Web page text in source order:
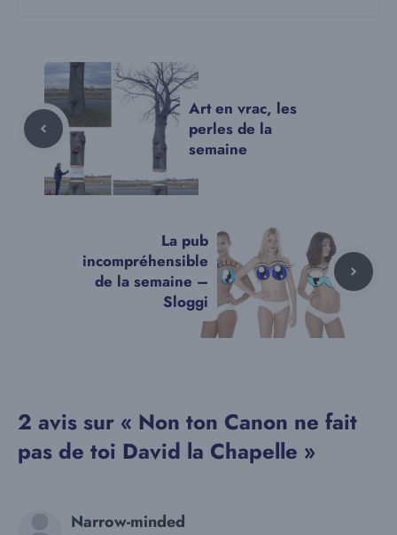
Art en vrac, les
perles de la
semaine
La pub
incompréhensible
de la semaine –
Sloggi
2 avis sur « Non ton Canon ne fait
pas de toi David la Chapelle »
Narrow-minded